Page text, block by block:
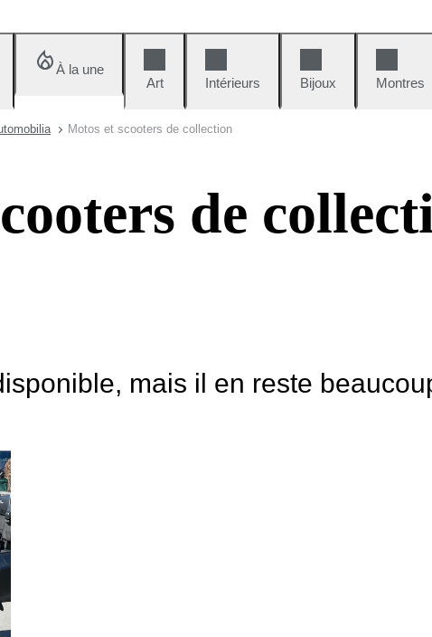
À la une
Art
Intérieurs Bijoux Montres
Motos et scooters de collection
de
mais il en reste